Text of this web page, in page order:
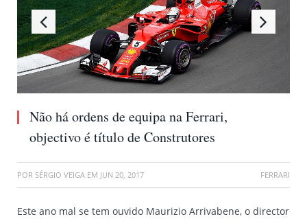
Não há ordens de equipa na Ferrari,
objectivo é título de Construtores
POR SÉRGIO VEIGA EM JUN 20, 2017 FERRARI
Este ano mal se tem ouvido Maurizio Arrivabene, o director